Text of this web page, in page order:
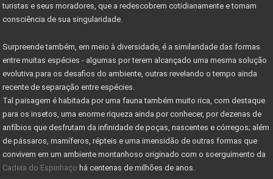
AS 10 LEIS DO INVESTIMENTO EM IMÓVEIS
MERCADO DE RESERVA LEGAL ABRE OPORTUNIDADES
O QUE É RESERVA LEGAL
O QUE SÃO ÁREAS DE PRESERVAÇÃO PERMANENTE
CADASTRO AMBIENTAL RURAL (CAR) -
COMO ESCOLHER UM LOTE OU TERRENO PARA COMPRAR
Nevis Sociedade de Responsabilidade Limitada (LLC)
turistas e seus moradores, que a redescobrem cotidianamente e tomam
consciência de sua singularidade.
Surpreende também, em meio à diversidade, é a similaridade das formas
entre muitas espécies - algumas por terem alcançado uma mesma solução
evolutiva para os desafios do ambiente, outras revelando o tempo ainda
recente de separação entre espécies.
Tal paisagem é habitada por uma fauna também muito rica, com destaque
para os insetos, uma enorme riqueza ainda por conhecer, por dezenas de
anfíbios que desfrutam da infinidade de poças, nascentes e córregos; além
de pássaros, mamíferos, répteis e uma imensidão de outras formas que
convivem em um ambiente montanhoso originado com o soerguimento da
Cadeia do Espinhaço há centenas de milhões de anos.